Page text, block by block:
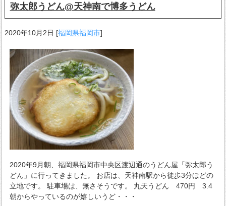
弥太郎うどん@天神南で博多うどん
2020年10月2日 [福岡県福岡市]
2020年9月朝、福岡県福岡市中央区渡辺通のうどん屋「弥太郎う
どん」に行ってきました。 お店は、天神南駅から徒歩3分ほどの
立地です。 駐車場は、無さそうです。 丸天うどん 470円 3.4
朝からやっているのが嬉しいうど・・・